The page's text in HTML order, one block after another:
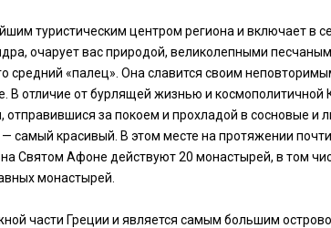
туристическим центром региона и включает
очарует вас природой, великолепными
средний «палец». Она славится своим
В отличие от бурлящей жизнью и
отправившися за покоем и прохладой в сосновые и
самый красивый. В этом месте на протяжении
Святом Афоне действуют 20 монастырей, в том
монастырей.
части Греции и является самым большим